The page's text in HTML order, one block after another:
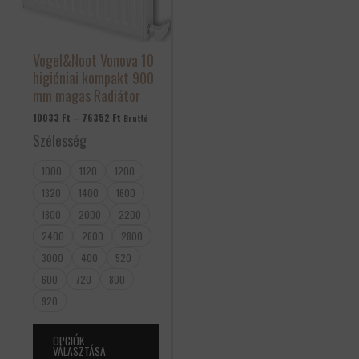
Vogel&Noot Vonova 10
higiéniai kompakt 900
mm magas Radiátor
10033 Ft – 76352 Ft Bruttó
Szélesség
1000 1120
1200
1320
1400
1600
1800
2000
2200
2400
2600
2800
3000
400
520
600
720
800
920
OPCIÓK
VÁLASZTÁSA
termékoldalon
választhatók
ki